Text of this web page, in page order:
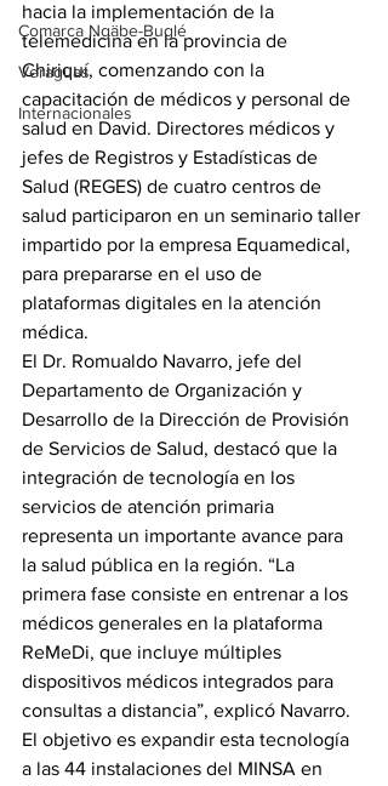
Comarca Ngäbe-Buglé
Veraguas
Internacionales
hacia la implementación de la
telemedicina en la provincia de
Chiriquí, comenzando con la
capacitación de médicos y personal de
salud en David. Directores médicos y
jefes de Registros y Estadísticas de
Salud (REGES) de cuatro centros de
salud participaron en un seminario taller
impartido por la empresa Equamedical,
para prepararse en el uso de
plataformas digitales en la atención
médica.
El Dr. Romualdo Navarro, jefe del
Departamento de Organización y
Desarrollo de la Dirección de Provisión
de Servicios de Salud, destacó que la
integración de tecnología en los
servicios de atención primaria
representa un importante avance para
la salud pública en la región. “La
primera fase consiste en entrenar a los
médicos generales en la plataforma
ReMeDi, que incluye múltiples
dispositivos médicos integrados para
consultas a distancia”, explicó Navarro.
El objetivo es expandir esta tecnología
a las 44 instalaciones del MINSA en